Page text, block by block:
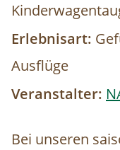
Erlebnisart:
Ausflüge
Veranstalter:
Bei unseren